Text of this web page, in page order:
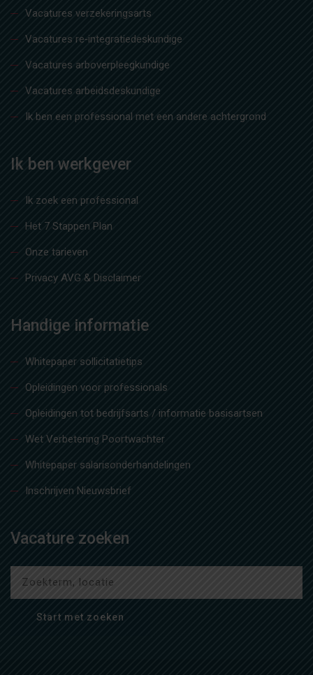
Vacatures verzekeringsarts
Vacatures re‑integratiedeskundige
Vacatures arboverpleegkundige
Vacatures arbeidsdeskundige
Ik ben een professional met een andere achtergrond
Ik ben werkgever
Ik zoek een professional
Het 7 Stappen Plan
Onze tarieven
Privacy AVG & Disclaimer
Handige informatie
Whitepaper sollicitatietips
Opleidingen voor professionals
Opleidingen tot bedrijfsarts / informatie basisartsen
Wet Verbetering Poortwachter
Whitepaper salarisonderhandelingen
Inschrijven Nieuwsbrief
Vacature zoeken